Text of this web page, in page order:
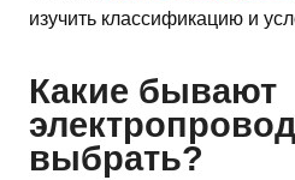
изучить классификацию и
Какие бывают
выбрать?